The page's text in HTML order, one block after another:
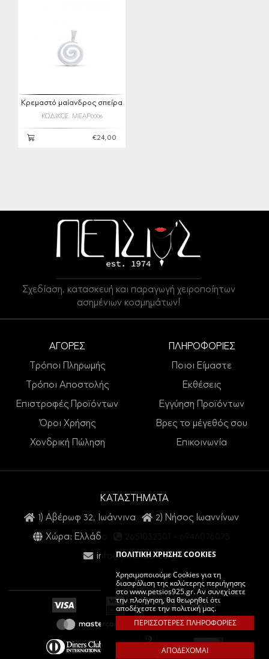
ΠΟΛΙΤΙΚΗ ΧΡΗΣΗΣ COOKIES
Χρησιμοποιούμε Cookies για τη
διασφάλιση της καλύτερης περιήγησης
στο www.petsios925.gr. Αν συνεχίσετε
την πλοήγηση, θα θεωρηθεί ότι
αποδέχεστε την πολιτική μας.
ΠΕΡΙΣΣΟΤΕΡΕΣ ΠΛΗΡΟΦΟΡΙΕΣ
ΑΠΟΔΕΧΟΜΑΙ
Κρεμαστό μαίανδρος σπείρα
ΚΩΔΙΚΟΣ: MEAP0006
€24,00
Σχεδίαση, κατασκευή και παραγωγή χειροποίητων
ασημένιων κοσμημάτων!
ΑΓΟΡΕΣ
Τρόποι Πληρωμής
Τρόποι Αποστολής
Επιστροφές Προϊόντων
Όροι Χρήσης
Χονδρική Πώληση
ΠΛΗΡΟΦΟΡΙΕΣ
Ποιοι Είμαστε
Εκθέσεις
Εγγύηση Προϊόντων
Βρες το μέγεθός σου
Επικοινωνία
ΚΑΤΑΣΤΗΜΑΤΑ
1) Αβέρωφ 32, Ιωάννινα
2) Νήσος Ιωαννίνων
Χώρα: Ελλάδα
info@petsios925.gr